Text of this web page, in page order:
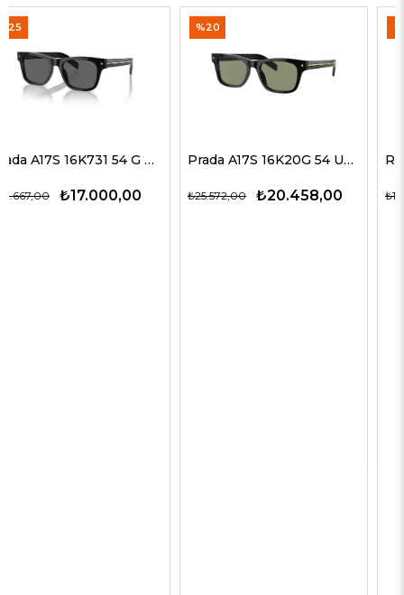
Prada A17S 16K20G 54 Unisex Güneş Gözlükleri
₺20.458,00
₺25.572,00
Rayban 4547 601/58 60 Erkek Güneş Gözlükleri
₺9.774,00
₺15.037,00